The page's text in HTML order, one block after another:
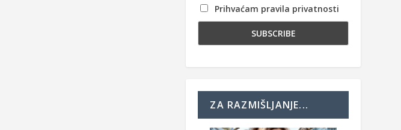
Prihvaćam pravila privatnosti
ZA RAZMIŠLJANJE...